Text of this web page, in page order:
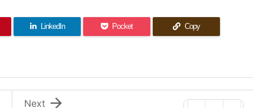
LinkedIn Pocket Copy

Next